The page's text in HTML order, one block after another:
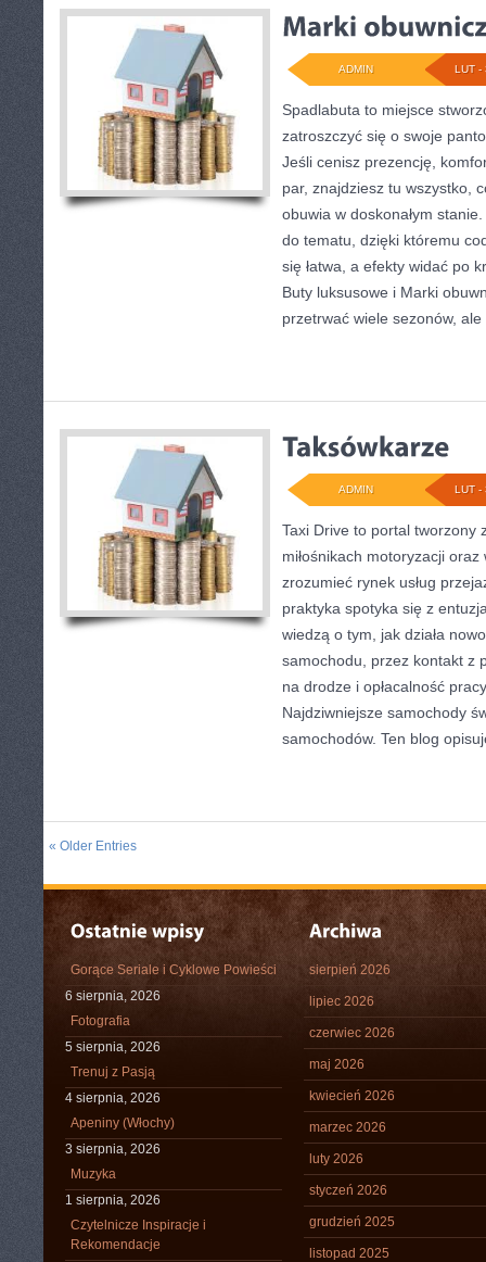
LUT -
ADMIN
Spadlabuta to miejsce
zatroszczyć się o swoje
Jeśli cenisz prezencję,
par, znajdziesz tu wszystko,
obuwia w doskonałym
do tematu, dzięki któremu
się łatwa, a efekty widać po
Buty luksusowe i Marki
przetrwać wiele sezonów, ale
LUT -
ADMIN
Taxi Drive to portal tworzony
miłośnikach motoryzacji
zrozumieć rynek usług
praktyka spotyka się z
wiedzą o tym, jak działa
samochodu, przez kontakt z
na drodze i opłacalność
Najdziwniejsze samochody
samochodów. Ten blog
« Older Entries
Gorące Seriale i Cyklowe Powieści
6 sierpnia, 2026
Fotografia
5 sierpnia, 2026
Trenuj z Pasją
4 sierpnia, 2026
Apeniny (Włochy)
3 sierpnia, 2026
Muzyka
1 sierpnia, 2026
Czytelnicze Inspiracje i
Rekomendacje
sierpień 2026
lipiec 2026
czerwiec 2026
maj 2026
kwiecień 2026
marzec 2026
luty 2026
styczeń 2026
grudzień 2025
listopad 2025